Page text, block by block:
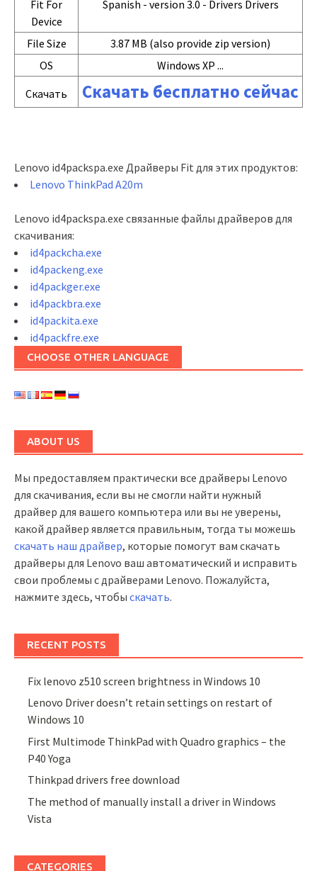
Fit For
Device
Spanish - version 3.0 - Drivers Drivers
File Size
3.87 MB (also provide zip version)
OS
Windows XP ...
Скачать
Скачать бесплатно сейчас
Lenovo id4packspa.exe Драйверы Fit для этих продуктов:
Lenovo ThinkPad A20m
Lenovo id4packspa.exe связанные файлы драйверов для
скачивания:
id4packcha.exe
id4packeng.exe
id4packger.exe
id4packbra.exe
id4packita.exe
id4packfre.exe
CHOOSE OTHER LANGUAGE
ABOUT US
Мы предоставляем практически все драйверы Lenovo
для скачивания, если вы не смогли найти нужный
драйвер для вашего компьютера или вы не уверены,
какой драйвер является правильным, тогда ты можешь
скачать наш драйвер, которые помогут вам скачать
драйверы для Lenovo ваш автоматический и исправить
свои проблемы с драйверами Lenovo. Пожалуйста,
нажмите здесь, чтобы скачать.
RECENT POSTS
Fix lenovo z510 screen brightness in Windows 10
Lenovo Driver doesn’t retain settings on restart of
Windows 10
First Multimode ThinkPad with Quadro graphics – the
P40 Yoga
Thinkpad drivers free download
The method of manually install a driver in Windows
Vista
CATEGORIES